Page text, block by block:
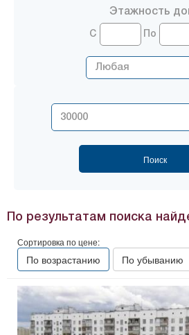
Этажность
С По
По результатам поиска
Сортировка по цене:
По возрастанию По убыванию